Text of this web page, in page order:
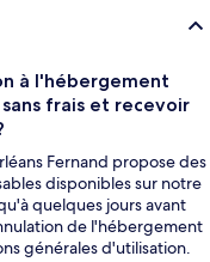
à l'hébergement
frais et recevoir
Fernand propose des
disponibles sur notre
quelques jours avant
de l'hébergement
générales d'utilisation.